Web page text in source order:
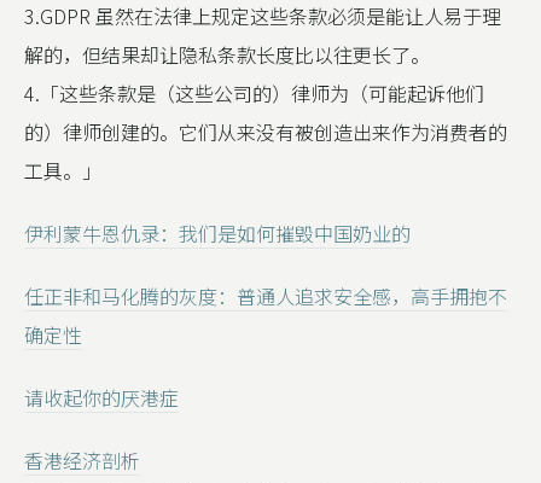
3.GDPR 虽然在法律上规定这些条款必须是能让人易于理
解的，但结果却让隐私条款长度比以往更长了。
4.「这些条款是（这些公司的）律师为（可能起诉他们
的）律师创建的。它们从来没有被创造出来作为消费者的
工具。」
伊利蒙牛恩仇录：我们是如何摧毁中国奶业的
任正非和马化腾的灰度：普通人追求安全感，高手拥抱不
确定性
请收起你的厌港症
香港经济剖析